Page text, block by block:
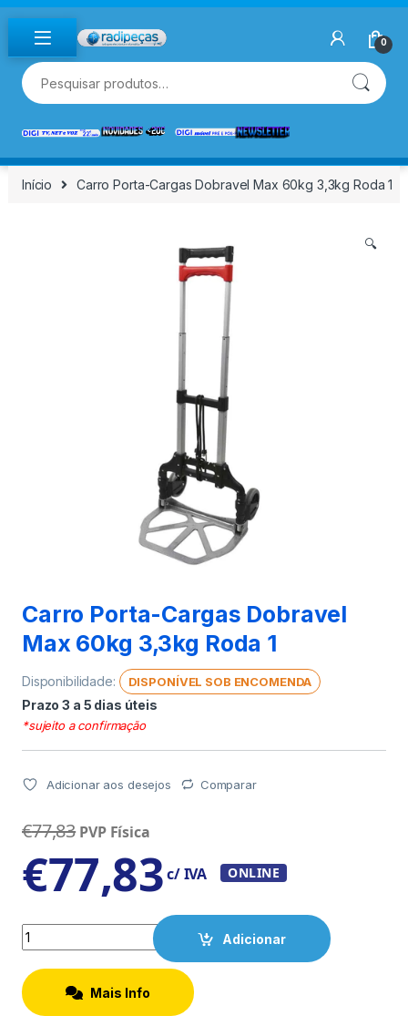
Skip to navigation
Skip to content
0
Pesquisar por:
Início Carro Porta-Cargas Dobravel Max 60kg 3,3kg Roda 1
🔍
Carro Porta-Cargas Dobravel
Max 60kg 3,3kg Roda 1
Disponibilidade: DISPONÍVEL SOB ENCOMENDA
Prazo 3 a 5 dias úteis
*sujeito a confirmação
Adicionar aos desejos Comparar
€77,83 PVP Física
€77,83c/ IVA ONLINE
Quantity
Adicionar
Mais Info